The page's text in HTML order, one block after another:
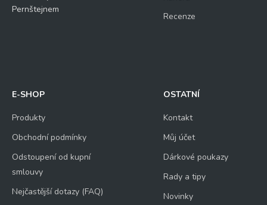
Pernštejnem
Recenze
E-SHOP
Produkty
Obchodní podmínky
Odstoupení od kupní
smlouvy
Nejčastější dotazy (FAQ)
OSTATNÍ
Kontakt
Můj účet
Dárkové poukazy
Rady a tipy
Novinky